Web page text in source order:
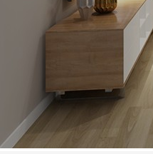
手机
公司
邮箱